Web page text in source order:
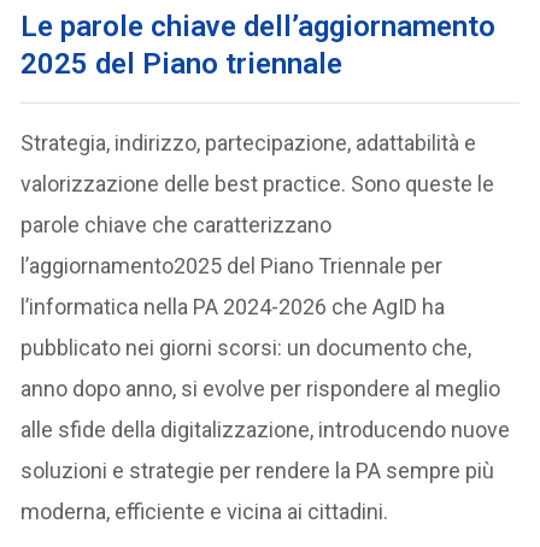
Le parole chiave dell’aggiornamento
2025 del Piano triennale
Strategia, indirizzo, partecipazione, adattabilità e
valorizzazione delle best practice. Sono queste le
parole chiave che caratterizzano
l’aggiornamento2025 del Piano Triennale per
l’informatica nella PA 2024-2026 che AgID ha
pubblicato nei giorni scorsi: un documento che,
anno dopo anno, si evolve per rispondere al meglio
alle sfide della digitalizzazione, introducendo nuove
soluzioni e strategie per rendere la PA sempre più
moderna, efficiente e vicina ai cittadini.